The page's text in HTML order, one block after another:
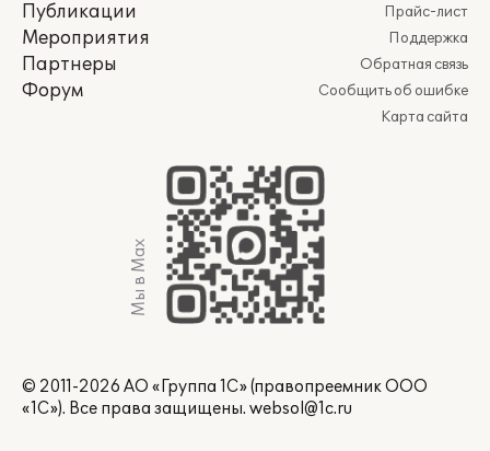
Публикации
Мероприятия
Партнеры
Форум
Прайс-лист
Поддержка
Обратная связь
Сообщить об ошибке
Карта сайта
Мы в Max
© 2011-2026 АО «Группа 1С» (правопреемник ООО
«1С»). Все права защищены. websol@1c.ru